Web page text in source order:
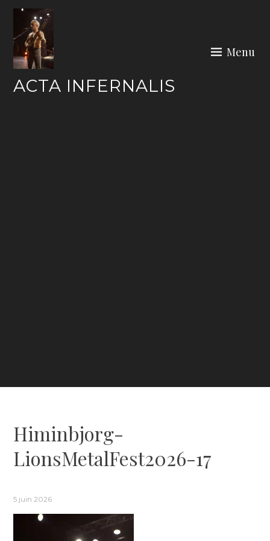
Skip
content
ACTA INFERNALIS
Menu
Himinbjorg-
LionsMetalFest2026-17
5 juin 2026